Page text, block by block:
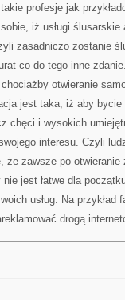
profesje jak
iż usługi
zasadniczo zostanie
co do tego inne
otwieranie
jest taka, iż aby bycie
chęci i wysokich
interesu. Czyli
że zawsze po
jest łatwe dla
usług. Na przykład
drogą